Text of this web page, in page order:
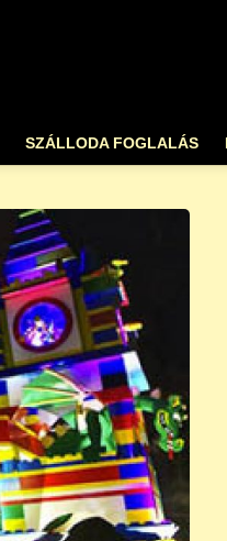
SZÁLLODA FOGLALÁS